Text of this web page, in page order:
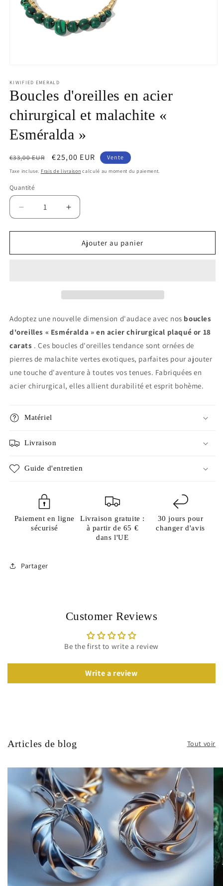
1
en
mode
KIWIFIED EMERALD
Boucles d'oreilles en acier
chirurgical et malachite «
Esméralda »
Prix
€33,00 EUR
Prix
vente
€25,00 EUR Vente
Taxe incluse. Frais de livraison calculé au moment du paiement.
Quantité
Diminuer
la
quantité
Boucles
malachite
Esméralda
»
Augmenter
la
quantité
pour
Boucles
malachite
«
Esméralda
»
Ajouter au panier
Adoptez une nouvelle dimension d'audace avec nos boucles
d'oreilles « Esméralda » en acier chirurgical plaqué or 18
carats . Ces boucles d'oreilles tendance sont ornées de
pierres de malachite vertes exotiques, parfaites pour ajouter
une touche d'aventure à toutes vos tenues. Fabriquées en
acier chirurgical, elles allient durabilité et esprit bohème.
Matériel
Livraison
Guide d'entretien
Paiement en ligne
sécurisé
Livraison gratuite :
à partir de 65 €
dans l'UE
30 jours pour
changer d'avis
Partager
Customer Reviews
Be the first to write a review
Write a review
Articles de blog Tout voir